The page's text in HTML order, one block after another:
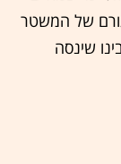
של המשטר
שינסה